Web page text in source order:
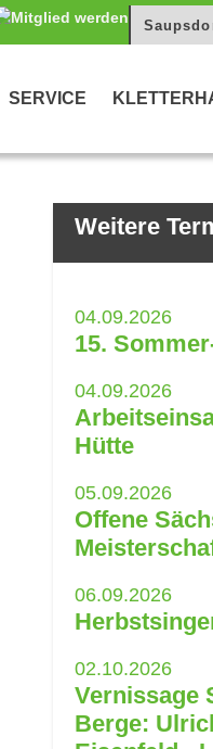
SERVICE
Weitere
04.09.2026
15.
04.09.2026
Hütte
05.09.2026
Offene
06.09.2026
02.10.2026
Vernissage
Berge: